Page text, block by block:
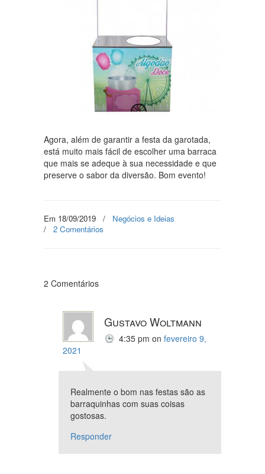
Agora, além de garantir a festa da garotada,
está muito mais fácil de escolher uma barraca
que mais se adeque à sua necessidade e que
preserve o sabor da diversão. Bom evento!
Em 18/09/2019 /
Negócios e Ideias
/ 2 Comentários
2 Comentários
Gustavo Woltmann
4:35 pm on fevereiro 9,
2021
Realmente o bom nas festas são as
barraquinhas com suas coisas
gostosas.
Responder